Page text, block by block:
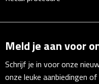
Campingstoeltjes
Slaapzakken
Picknick
Meld je aan voor
Schrijf je in voor onze
onze leuke aanbiedingen